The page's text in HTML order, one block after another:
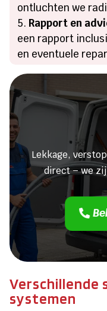
ontluchten we
Rapport en
een rapport
en eventuele
Heeft u
Lekkage,
direct – we
Verschillende
systemen